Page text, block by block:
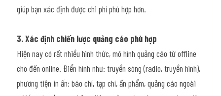
giúp bạn xác định được chi phí phù hợp hơn.
3. Xác định chiến lược quảng cáo phù hợp
Hiện nay có rất nhiều hình thức, mô hình quảng cáo từ offline
cho đến online. Điển hình như: truyền sóng (radio, truyền hình),
phương tiện in ấn: báo chí, tạp chí, ấn phẩm, quảng cáo ngoài